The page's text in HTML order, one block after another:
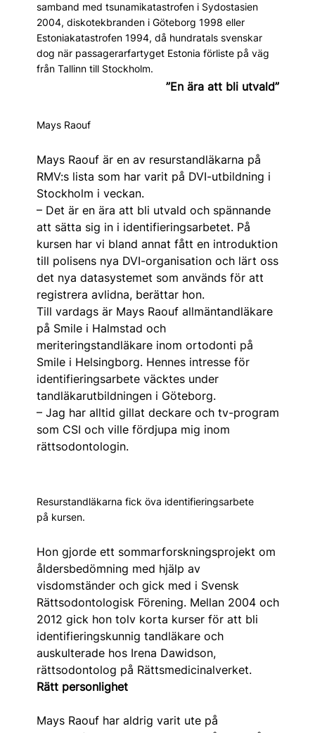
samband med tsunamikatastrofen i Sydostasien
2004, diskotekbranden i Göteborg 1998 eller
Estoniakatastrofen 1994, då hundratals svenskar
dog när passagerarfartyget Estonia förliste på väg
från Tallinn till Stockholm.
Mays Raouf
”En ära att bli utvald”
Mays Raouf är en av resurstandläkarna på
RMV:s lista som har varit på DVI-utbildning i
Stockholm i veckan.
– Det är en ära att bli utvald och spännande
att sätta sig in i identifieringsarbetet. På
kursen har vi bland annat fått en introduktion
till polisens nya DVI-organisation och lärt oss
det nya datasystemet som används för att
registrera avlidna, berättar hon.
Till vardags är Mays Raouf allmäntandläkare
på Smile i Halmstad och
meriteringstandläkare inom ortodonti på
Smile i Helsingborg. Hennes intresse för
identifieringsarbete väcktes under
tandläkarutbildningen i Göteborg.
– Jag har alltid gillat deckare och tv-program
som CSI och ville fördjupa mig inom
rättsodontologin.
Resurstandläkarna fick öva identifieringsarbete
på kursen.
Hon gjorde ett sommarforskningsprojekt om
åldersbedömning med hjälp av
visdomständer och gick med i Svensk
Rättsodontologisk Förening. Mellan 2004 och
2012 gick hon tolv korta kurser för att bli
identifieringskunnig tandläkare och
auskulterade hos Irena Dawidson,
rättsodontolog på Rättsmedicinalverket.
Rätt personlighet
Mays Raouf har aldrig varit ute på